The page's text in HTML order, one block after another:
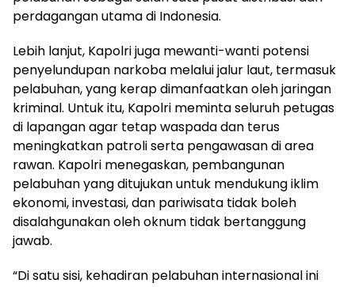
perdagangan utama di Indonesia.
Lebih lanjut, Kapolri juga mewanti-wanti potensi
penyelundupan narkoba melalui jalur laut, termasuk
pelabuhan, yang kerap dimanfaatkan oleh jaringan
kriminal. Untuk itu, Kapolri meminta seluruh petugas
di lapangan agar tetap waspada dan terus
meningkatkan patroli serta pengawasan di area
rawan. Kapolri menegaskan, pembangunan
pelabuhan yang ditujukan untuk mendukung iklim
ekonomi, investasi, dan pariwisata tidak boleh
disalahgunakan oleh oknum tidak bertanggung
jawab.
“Di satu sisi, kehadiran pelabuhan internasional ini